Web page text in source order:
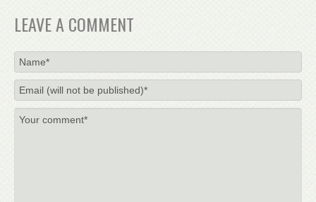
LEAVE A COMMENT